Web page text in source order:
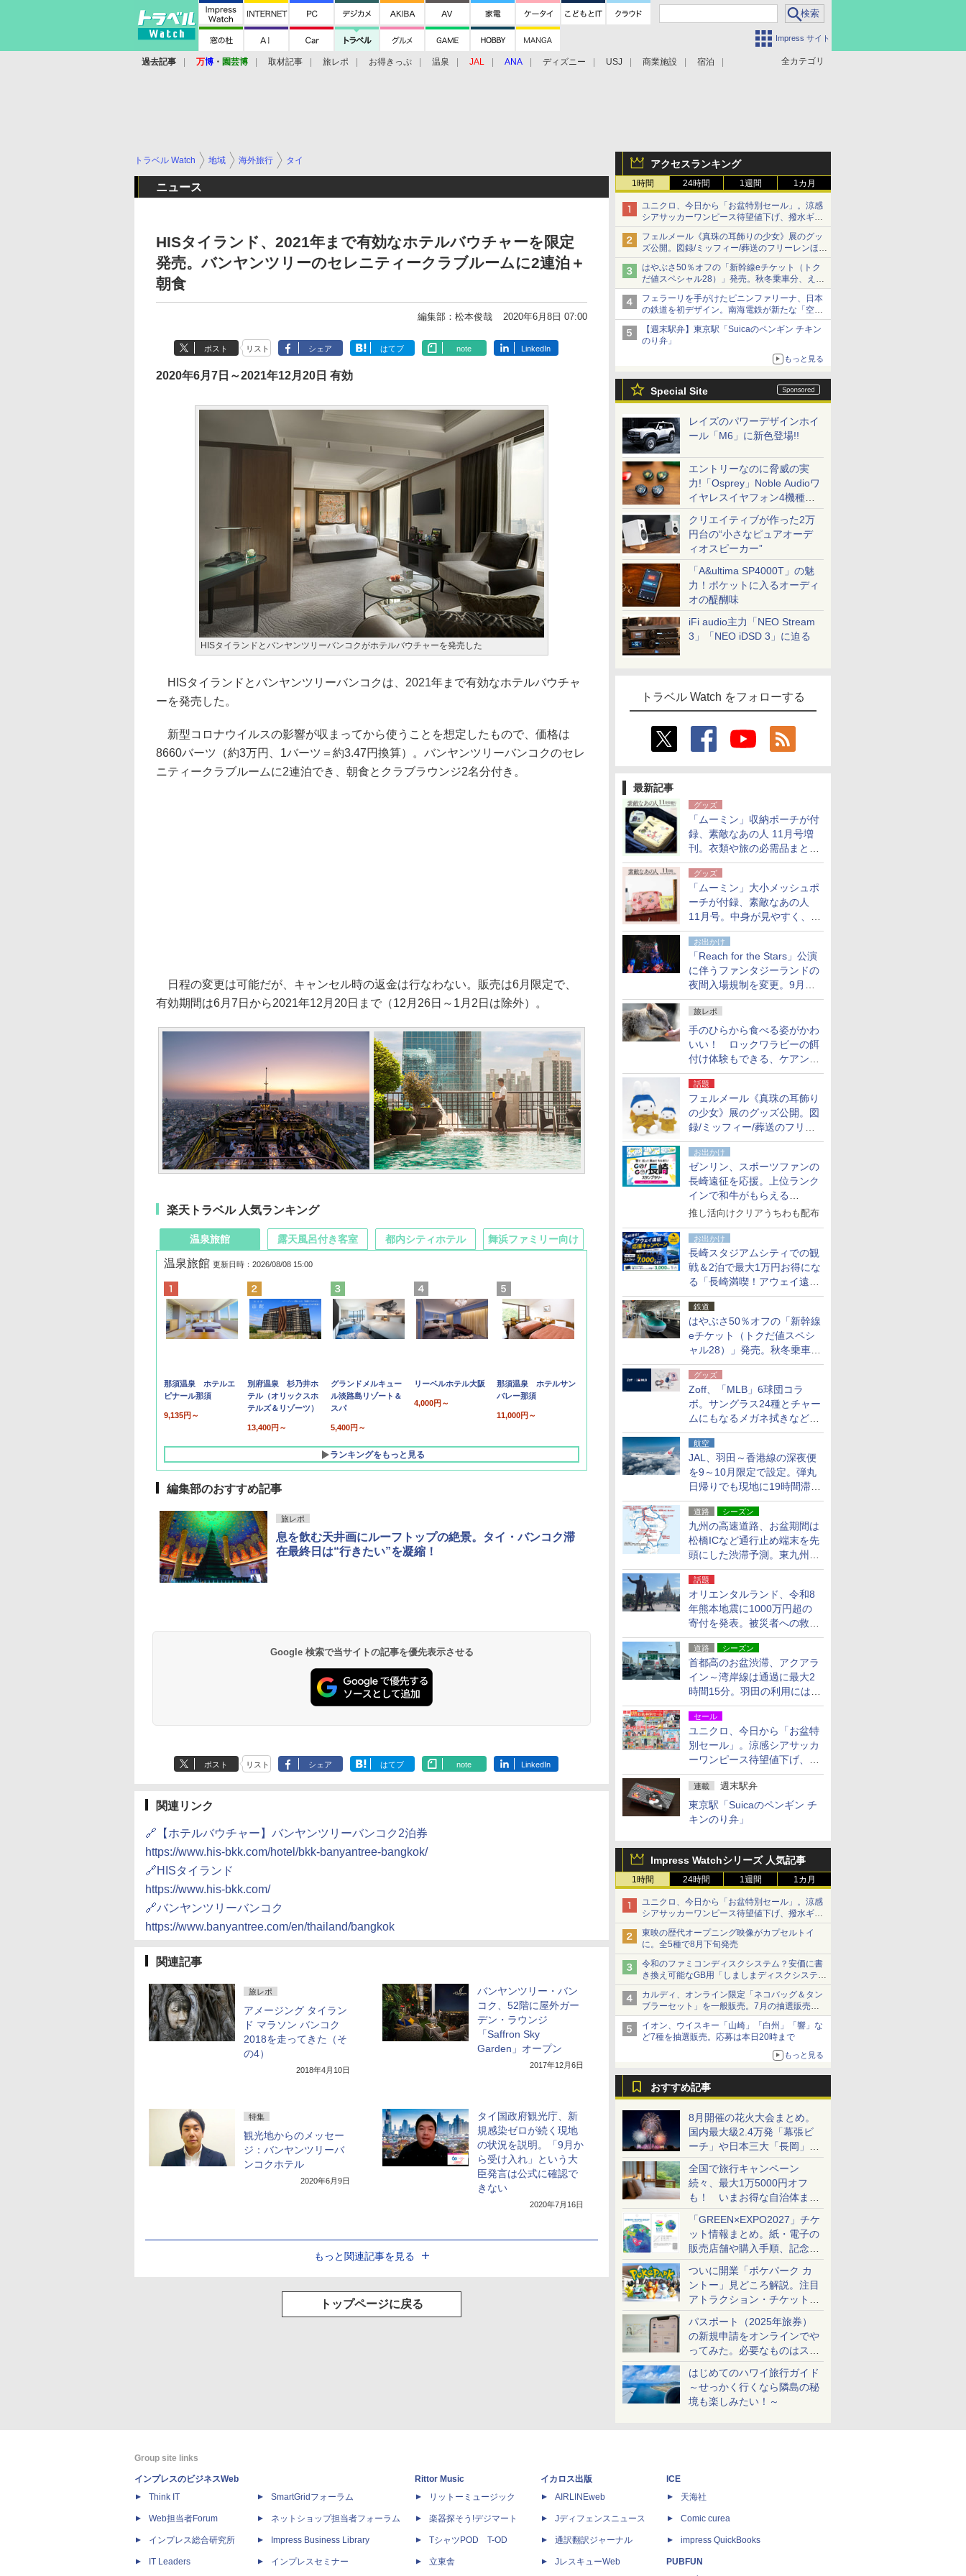
Impress サイト
全カテゴリ
過去記事 万博 ・ 園芸博 取材記事 旅レポ お得きっぷ 温泉 JAL ANA ディズニー USJ 商業施設 宿泊
アクセスランキング
1時間 24時間 1週間 1カ月
ユニクロ、今日から「お盆特別セール」。涼感
シアサッカーワンピース待望値下げ、撥水ギア
ショーツは1990円に
フェルメール《真珠の耳飾りの少女》展のグッ
ズ公開。図録/ミッフィー/葬送のフリーレンほ
か、注目ブランドコラボが実現
はやぶさ50％オフの「新幹線eチケット（トク
だ値スペシャル28）」発売。秋冬乗車分、えき
ねっと限定
フェラーリを手がけたピニンファリーナ、日本
の鉄道を初デザイン。南海電鉄が新たな「空港
特急」をなにわ筋線へ導入
【週末駅弁】東京駅「Suicaのペンギン チキン
のり弁」
もっと見る
Special Site
レイズのパワーデザインホイ
ール「M6」に新色登場!!
エントリーなのに脅威の実
力!「Osprey」Noble Audioワ
イヤレスイヤフォン4機種を
一気に聴く
クリエイティブが作った2万
円台の“小さなピュアオーデ
ィオスピーカー”
「A&ultima SP4000T」の魅
力！ポケットに入るオーディ
オの醍醐味
iFi audio主力「NEO Stream
3」「NEO iDSD 3」に迫る
トラベル Watch をフォローする
最新記事
グッズ
「ムーミン」収納ポーチが付
録、素敵なあの人 11月号増
刊。衣類や旅の必需品まとま
る大小2個セット
グッズ
「ムーミン」大小メッシュポ
ーチが付録、素敵なあの人
11月号。中身が見やすく、温
泉スパにも使える
お出かけ
「Reach for the Stars」公演
に伴うファンタジーランドの
夜間入場規制を変更。9月か
ら18時50分～20時ごろに
旅レポ
手のひらから食べる姿がかわ
いい！ ロックワラビーの餌
付け体験もできる、ケアンズ
でアサートン高原の日本語ガ
イド付きツアーに参加してみ
た
話題
フェルメール《真珠の耳飾り
の少女》展のグッズ公開。図
録/ミッフィー/葬送のフリー
レンほか、注目ブランドコラ
ボが実現
お出かけ
ゼンリン、スポーツファンの
長崎遠征を応援。上位ランク
インで和牛がもらえる
「GO！GO！長崎スタンプラ
推し活向けクリアうちわも配布
お出かけ
長崎スタジアムシティでの観
戦＆2泊で最大1万円お得にな
る「長崎満喫！アウェイ遠征
応援キャンペーン」
鉄道
はやぶさ50％オフの「新幹線
eチケット（トクだ値スペシ
ャル28）」発売。秋冬乗車
分、えきねっと限定
グッズ
Zoff、「MLB」6球団コラ
ボ。サングラス24種とチャー
ムにもなるメガネ拭きなど雑
貨24種
航空
JAL、羽田～香港線の深夜便
を9～10月限定で設定。弾丸
日帰りでも現地に19時間滞在
できる
道路 シーズン
九州の高速道路、お盆期間は
松橋ICなど通行止め端末を先
頭にした渋滞予測。東九州道
への迂回は料金調整を実施
話題
オリエンタルランド、令和8
年熊本地震に1000万円超の
寄付を発表。被災者への救援
活動・復旧支援
道路 シーズン
首都高のお盆渋滞、アクアラ
イン～湾岸線は通過に最大2
時間15分。羽田の利用には
「空港西出口」の利用検討を
セール
ユニクロ、今日から「お盆特
別セール」。涼感シアサッカ
ーワンピース待望値下げ、撥
水ギアショーツは1990円に
連載 週末駅弁
東京駅「Suicaのペンギン チ
キンのり弁」
Impress Watchシリーズ 人気記事
1時間 24時間 1週間 1カ月
ユニクロ、今日から「お盆特別セール」。涼感
シアサッカーワンピース待望値下げ、撥水ギア
ショーツは1990円に
東映の歴代オープニング映像がカプセルトイ
に。全5種で8月下旬発売
令和のファミコンディスクシステム？安価に書
き換え可能なGB用「しましまディスクシステ
ム」
カルディ、オンライン限定「ネコバッグ＆タン
ブラーセット」を一般販売。7月の抽選販売の
当選無効分
イオン、ウイスキー「山崎」「白州」「響」な
ど7種を抽選販売。応募は本日20時まで
もっと見る
おすすめ記事
8月開催の花火大会まとめ。
国内最大級2.4万発「幕張ビ
ーチ」や日本三大「長岡」な
ど大型イベント目白押し！
全国で旅行キャンペーン
続々、最大1万5000円オフ
も！ いまお得な自治体まと
め
「GREEN×EXPO2027」チケ
ット情報まとめ。紙・電子の
販売店舗や購入手順、記念チ
ケットも解説
ついに開業「ポケパーク カ
ントー」見どころ解説。注目
アトラクション・チケット手
配・来場前に必要な準備は？
パスポート（2025年旅券）
の新規申請をオンラインでや
ってみた。必要なものはスマ
ホとマイナカードのみ
はじめてのハワイ旅行ガイド
～せっかく行くなら隣島の秘
境も楽しみたい！～
トラベル Watch 地域 海外旅行 タイ
ニュース
HISタイランド、2021年まで有効なホテルバウチャーを限定
発売。バンヤンツリーのセレニティークラブルームに2連泊＋
朝食
編集部：松本俊哉 2020年6月8日 07:00
ポスト リスト シェア はてブ note LinkedIn
2020年6月7日～2021年12月20日 有効
HISタイランドとバンヤンツリーバンコクがホテルバウチャーを発売した
HISタイランドとバンヤンツリーバンコクは、2021年まで有効なホテルバウチャ
ーを発売した。
新型コロナウイルスの影響が収まってから使うことを想定したもので、価格は
8660バーツ（約3万円、1バーツ＝約3.47円換算）。バンヤンツリーバンコクのセレ
ニティークラブルームに2連泊でき、朝食とクラブラウンジ2名分付き。
日程の変更は可能だが、キャンセル時の返金は行なわない。販売は6月限定で、
有効期間は6月7日から2021年12月20日まで（12月26日～1月2日は除外）。
楽天トラベル 人気ランキング
温泉旅館
温泉旅館 更新日時：2026/08/08 15:00
那須温泉 ホテルエ
ピナール那須
9,135円～
別府温泉 杉乃井ホ
テル（オリックスホ
テルズ＆リゾーツ）
13,400円～
グランドメルキュー
ル淡路島リゾート＆
スパ
5,400円～
リーベルホテル大阪
4,000円～
那須温泉 ホテルサン
バレー那須
11,000円～
ランキングをもっと見る
露天風呂付き客室
10,450円～
19,541円～
都内シティホテル 舞浜ファミリー向け
7,950円～
5,758円～
編集部のおすすめ記事
旅レポ
息を飲む天井画にルーフトップの絶景。タイ・バンコク滞
在最終日は“行きたい”を凝縮！
Google 検索で当サイトの記事を優先表示させる
ポスト リスト シェア はてブ note LinkedIn
関連リンク
🔗【ホテルバウチャー】バンヤンツリーバンコク2泊券
https://www.his-bkk.com/hotel/bkk-banyantree-bangkok/
🔗HISタイランド
https://www.his-bkk.com/
🔗バンヤンツリーバンコク
https://www.banyantree.com/en/thailand/bangkok
関連記事
旅レポ
アメージング タイラン
ド マラソン バンコク
2018を走ってきた（そ
の4）
2018年4月10日
バンヤンツリー・バン
コク、52階に屋外ガー
デン・ラウンジ
「Saffron Sky
Garden」オープン
2017年12月6日
特集
観光地からのメッセー
ジ：バンヤンツリーバ
ンコクホテル
2020年6月9日
タイ国政府観光庁、新
規感染ゼロが続く現地
の状況を説明。「9月か
ら受け入れ」という大
臣発言は公式に確認で
きない
2020年7月16日
もっと関連記事を見る
トップページに戻る
Group site links
インプレスのビジネスWeb
Think IT
Web担当者Forum
インプレス総合研究所
IT Leaders
SmartGridフォーラム
ネットショップ担当者フォーラム
Impress Business Library
インプレスセミナー
Rittor Music
リットーミュージック
楽器探そう!デジマート
TシャツPOD T-OD
立東舎
イカロス出版
AIRLINEweb
Jディフェンスニュース
通訳翻訳ジャーナル
JレスキューWeb
ICE
天海社
Comic curea
impress QuickBooks
PUBFUN